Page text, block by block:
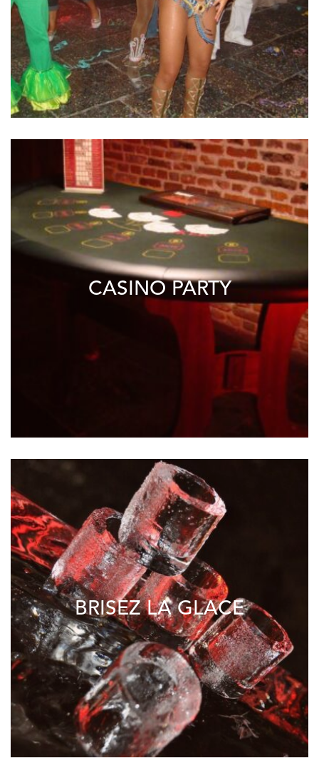
CASINO PARTY
BRISEZ LA GLACE